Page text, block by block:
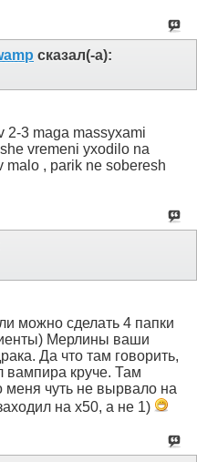
сказал(-а):
2-3 maga massyxami
vremeni yxodilo na
malo , parik ne soberesh
можно сделать 4 папки
Мерлины ваши
Да что там говорить,
вампира круче. Там
меня чуть не вырвало на
на х50, а не 1)